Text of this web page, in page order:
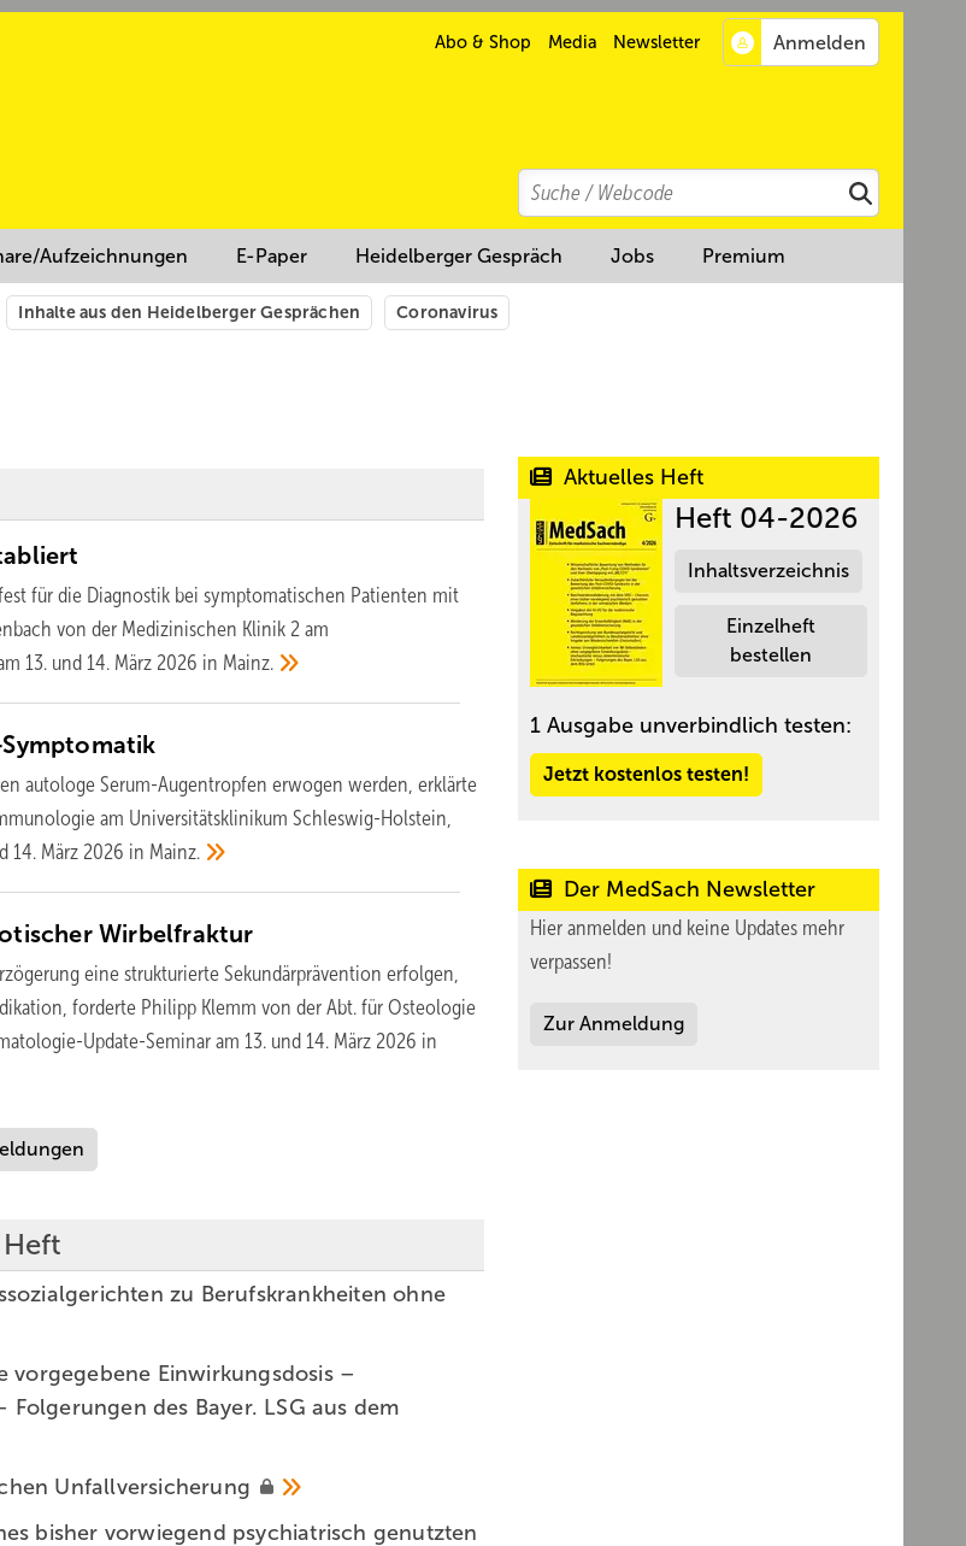
Abo & Shop Media Newsletter
Search
Suchen
Aufzeichnungen E-Paper Heidelberger Gespräch Jobs Premium
Inhalte aus den Heidelberger Gesprächen Coronavirus
für die Diagnostik bei symptomatischen Patienten mit
von der Medizinischen Klinik 2 am
13. und 14. März 2026 in Mainz.
autologe Serum-Augentropfen erwogen werden, erklärte
am Universitätsklinikum Schleswig-Holstein,
14. März 2026 in Mainz.
Wirbelfraktur
eine strukturierte Sekundärprävention erfolgen,
forderte Philipp Klemm von der Abt. für Osteologie
Update-Seminar am 13. und 14. März 2026 in
zu Berufskrankheiten ohne
­vorgegebene Einwirkungsdosis –
des Bayer. LSG aus dem
Unfallversicherung
bisher vorwiegend psychiatrisch genutzten
Aktuelles Heft
Heft 04-2026
Inhaltsverzeichnis
Einzelheft
bestellen
1 Ausgabe unverbindlich testen:
Jetzt kostenlos testen!
Der MedSach Newsletter
Hier anmelden und keine Updates mehr
verpassen!
Zur Anmeldung